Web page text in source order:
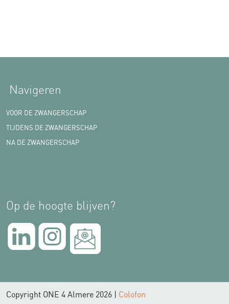
Navigeren
VOOR DE ZWANGERSCHAP
TIJDENS DE ZWANGERSCHAP
NA DE ZWANGERSCHAP
Op de hoogte blijven?
Copyright ONE 4 Almere 2026 | Colofon